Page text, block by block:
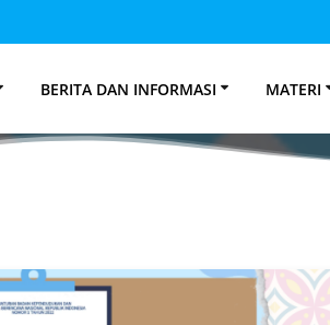
BERITA DAN INFORMASI MATERI